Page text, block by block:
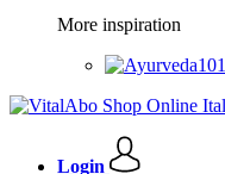
More inspiration
Login